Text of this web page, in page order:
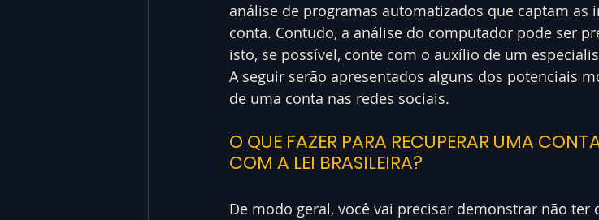
análise de programas automatizados que captam as
conta. Contudo, a análise do computador pode ser
isto, se possível, conte com o auxílio de um
A seguir serão apresentados alguns dos potenciais
de uma conta nas redes sociais.
O QUE FAZER PARA RECUPERAR UMA
COM A LEI BRASILEIRA?
De modo geral, você vai precisar demonstrar não